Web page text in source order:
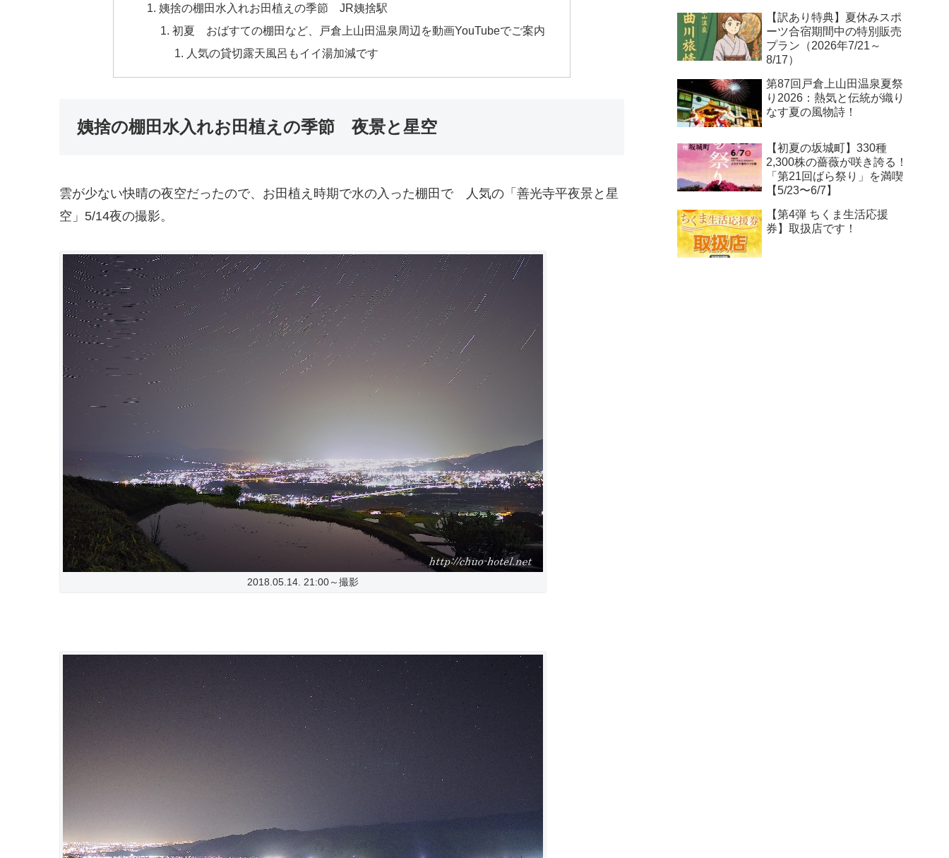
姨捨の棚田水入れお田植えの季節 JR姨捨駅
初夏 おばすての棚田など、戸倉上山田温泉周辺を動画YouTubeでご案内
人気の貸切露天風呂もイイ湯加減です
姨捨の棚田水入れお田植えの季節 夜景と星空
雲が少ない快晴の夜空だったので、お田植え時期で水の入った棚田で 人気の「善光寺平夜景と星
空」5/14夜の撮影。
2018.05.14. 21:00～撮影
【訳あり特典】夏休みスポ
ーツ合宿期間中の特別販売
プラン（2026年7/21～
8/17）
第87回戸倉上山田温泉夏祭
り2026：熱気と伝統が織り
なす夏の風物詩！
【初夏の坂城町】330種
2,300株の薔薇が咲き誇る！
「第21回ばら祭り」を満喫
【5/23〜6/7】
【第4弾 ちくま生活応援
券】取扱店です！